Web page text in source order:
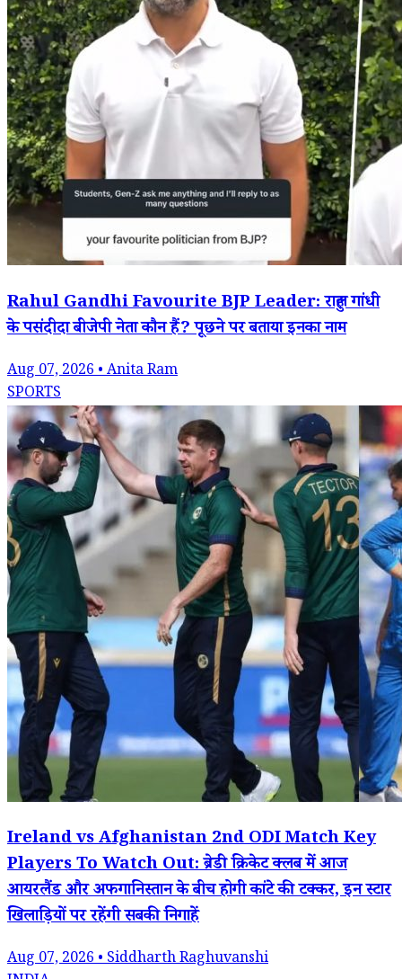
Rahul Gandhi Favourite BJP Leader: राहुल गांधी
के पसंदीदा बीजेपी नेता कौन हैं? पूछने पर बताया इनका नाम
Aug 07, 2026 • Anita Ram
SPORTS
Ireland vs Afghanistan 2nd ODI Match Key
Players To Watch Out: ब्रेडी क्रिकेट क्लब में आज
आयरलैंड और अफगानिस्तान के बीच होगी कांटे की टक्कर, इन स्टार
खिलाड़ियों पर रहेंगी सबकी निगाहें
Aug 07, 2026 • Siddharth Raghuvanshi